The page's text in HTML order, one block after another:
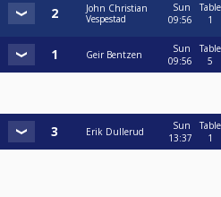
John Christian
Vespestad
Sun
09:56
Table
1
Geir Bentzen
Sun
09:56
Table
5
Erik Dullerud
Sun
13:37
Table
1